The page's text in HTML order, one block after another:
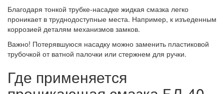
Благодаря тонкой трубке-насадке жидкая смазка легко
проникает в труднодоступные места. Например, к изъеденным
коррозией деталям механизмов замков.
Важно! Потерявшуюся насадку можно заменить пластиковой
трубочкой от ватной палочки или стержнем для ручки.
Где применяется